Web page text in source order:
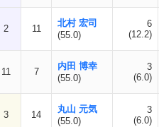
2 11
北村 宏司
(55.0)
6
(12.2)
11 7
内田 博幸
(55.0)
3
(6.0)
3 14
丸山 元気
(55.0)
3
(6.0)